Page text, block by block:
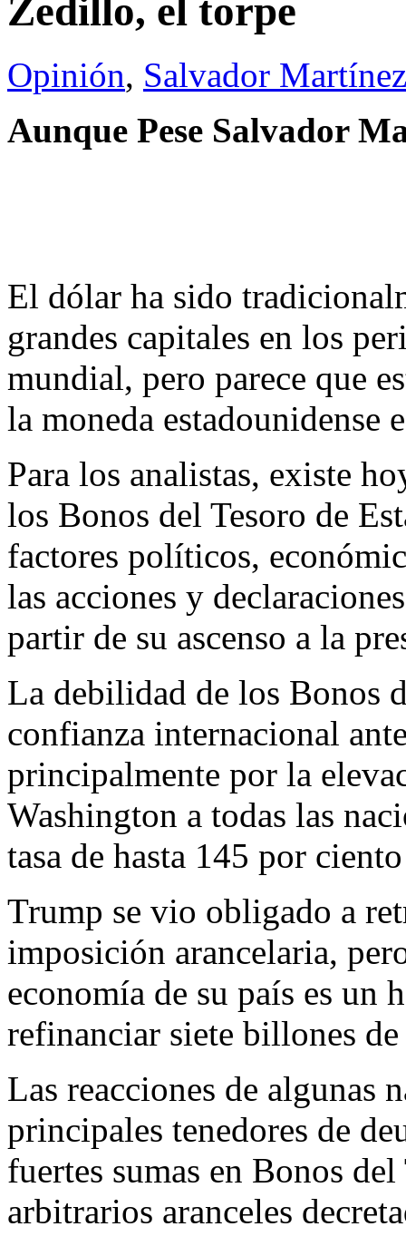
Zedillo, el torpe
Opinión, Salvador
Aunque Pese Salvador
El dólar ha sido
grandes capitales en los
mundial, pero parece que
la moneda estadounidense
Para los analistas, existe
los Bonos del Tesoro de
factores políticos,
las acciones y
partir de su ascenso a la
La debilidad de los Bonos
confianza internacional
principalmente por la
Washington a todas las
tasa de hasta 145 por
Trump se vio obligado a
imposición arancelaria,
economía de su país es un
refinanciar siete billones
Las reacciones de algunas
principales tenedores de
fuertes sumas en Bonos
arbitrarios aranceles